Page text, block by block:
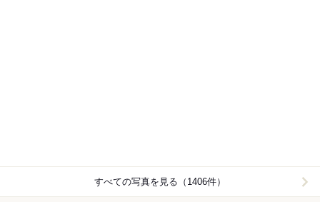
すべての写真を見る（1406件）